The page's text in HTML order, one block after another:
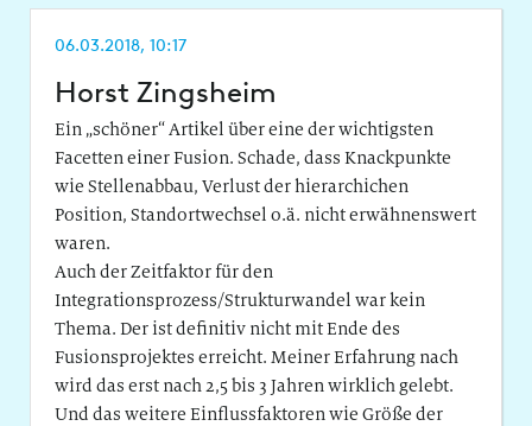
06.03.2018, 10:17
Horst Zingsheim
Ein „schöner“ Artikel über eine der wichtigsten
Facetten einer Fusion. Schade, dass Knackpunkte
wie Stellenabbau, Verlust der hierarchichen
Position, Standortwechsel o.ä. nicht erwähnenswert
waren.
Auch der Zeitfaktor für den
Integrationsprozess/Strukturwandel war kein
Thema. Der ist definitiv nicht mit Ende des
Fusionsprojektes erreicht. Meiner Erfahrung nach
wird das erst nach 2,5 bis 3 Jahren wirklich gelebt.
Und das weitere Einflussfaktoren wie Größe der